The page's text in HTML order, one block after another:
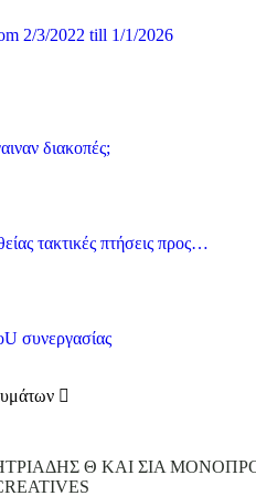
διακοπές;
τακτικές πτήσεις προς…
συνεργασίας
Θ ΚΑΙ ΣΙΑ